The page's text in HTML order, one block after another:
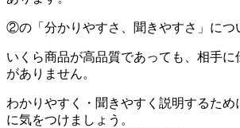
②の「分かりやすさ、聞きやすさ」につ
いくら商品が高品質であっても、相手に
がありません。
わかりやすく・聞きやすく説明するため
に気をつけましょう。